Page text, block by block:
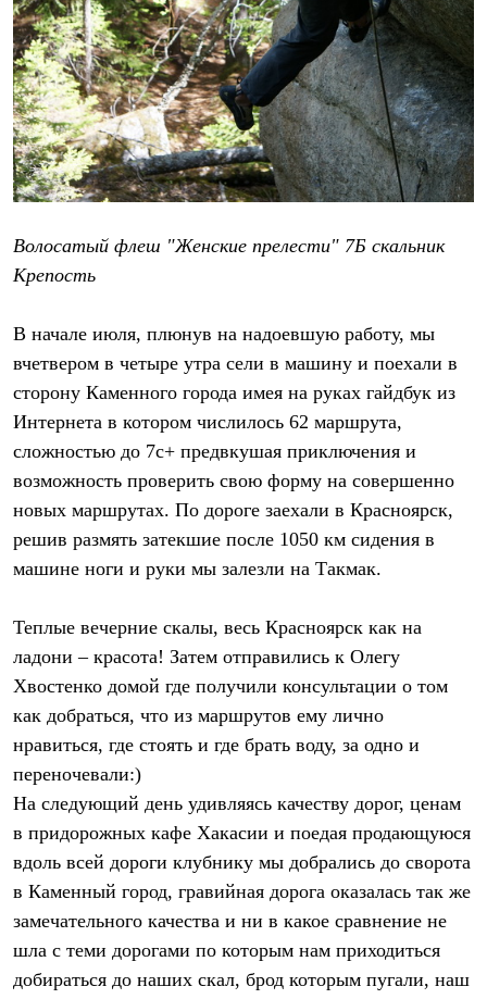
Чуни
Уход за обувью
Аксессуары
Головные уборы
Шапки
Балаклавы и маски
Кепки и бейсболки
Повязки
Шарфы
Панамы
Перчатки
Рукавицы
Носки
Брелки
Шевроны
Опушки
Термоковрики
Уход за одеждой
В Арктику
Коллекции
ЗА ПОЛЯРНЫМ КРУГОМ
TREK
CITY
ИДЁМ В ПОХОД
Дневник капитана
Каталог дилеров
Компания
История
Отцы основатели
Баск в вашем городе
Контроль качества
Технологии
Команда Баск
Сотрудничество
Дилерам
Корпоративным клиентам
Услуги
Медиа
Где купить
Волосатый флеш "Женские прелести" 7Б скальник
Крепость
В начале июля, плюнув на надоевшую работу, мы
вчетвером в четыре утра сели в машину и поехали в
сторону Каменного города имея на руках гайдбук из
Интернета в котором числилось 62 маршрута,
сложностью до 7с+ предвкушая приключения и
возможность проверить свою форму на совершенно
новых маршрутах. По дороге заехали в Красноярск,
решив размять затекшие после 1050 км сидения в
машине ноги и руки мы залезли на Такмак.
Теплые вечерние скалы, весь Красноярск как на
ладони – красота! Затем отправились к Олегу
Хвостенко домой где получили консультации о том
как добраться, что из маршрутов ему лично
нравиться, где стоять и где брать воду, за одно и
переночевали:)
На следующий день удивляясь качеству дорог, ценам
в придорожных кафе Хакасии и поедая продающуюся
вдоль всей дороги клубнику мы добрались до сворота
в Каменный город, гравийная дорога оказалась так же
замечательного качества и ни в какое сравнение не
шла с теми дорогами по которым нам приходиться
добираться до наших скал, брод которым пугали, наш